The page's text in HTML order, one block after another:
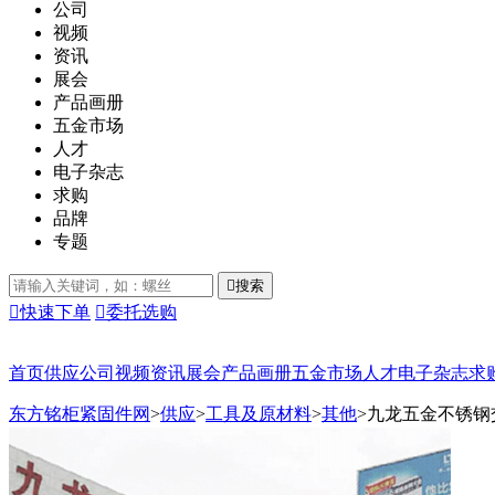
公司
视频
资讯
展会
产品画册
五金市场
人才
电子杂志
求购
品牌
专题
搜索
快速下单 委托选购
首页供应公司 视频资讯展会产品画册五金市场 人才电子杂志求
东方铭柜紧固件网>供应>工具及原材料>其他>九龙五金不锈